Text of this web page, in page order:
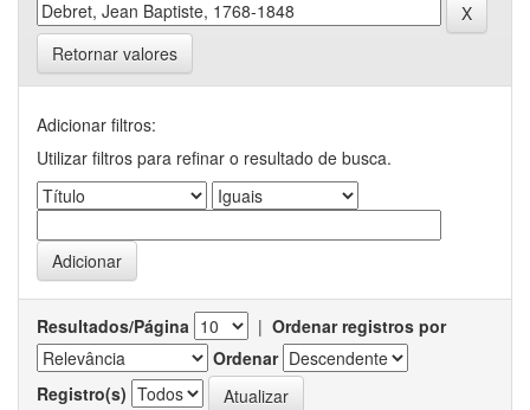
Retornar valores
Adicionar filtros:
Utilizar filtros para refinar o resultado de busca.
Resultados/Página | Ordenar registros por
Ordenar
Registro(s)